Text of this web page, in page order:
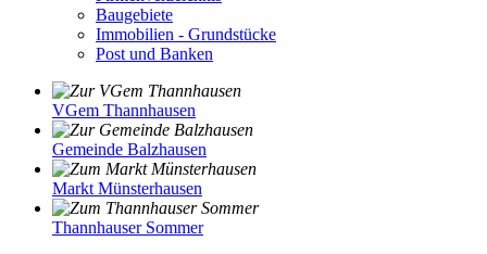
Baugebiete
Immobilien - Grundstücke
Post und Banken
VGem Thannhausen
Gemeinde Balzhausen
Markt Münsterhausen
Thannhauser Sommer